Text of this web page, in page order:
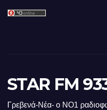
STAR FM
Γρεβενά-Νέα- ο ΝΟ1